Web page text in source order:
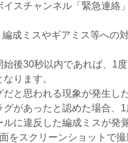
スチャンネル「緊急連絡
成ミスやギアミス等への
始後30秒以内であれば、1
ります。
だと思われる現象が発生
があったと認めた場合、
ルに違反した編成ミスが
をスクリーンショットで